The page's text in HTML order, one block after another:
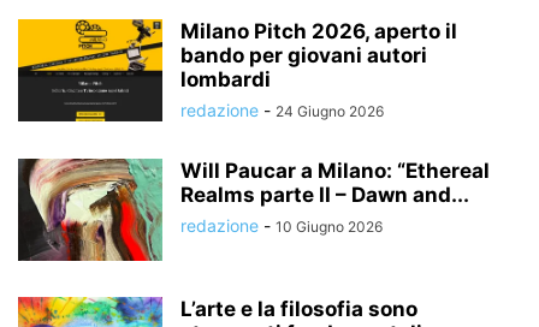
Milano Pitch 2026, aperto il
bando per giovani autori
lombardi
redazione - 24 Giugno 2026
Will Paucar a Milano: “Ethereal
Realms parte II – Dawn and...
redazione - 10 Giugno 2026
L’arte e la filosofia sono